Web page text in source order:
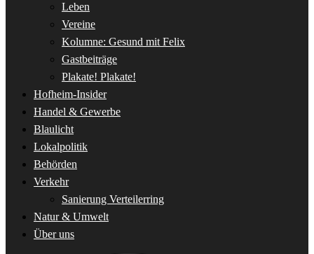
Leben
Vereine
Kolumne: Gesund mit Felix
Gastbeiträge
Plakate! Plakate!
Hofheim-Insider
Handel & Gewerbe
Blaulicht
Lokalpolitik
Behörden
Verkehr
Sanierung Verteilerring
Natur & Umwelt
Über uns